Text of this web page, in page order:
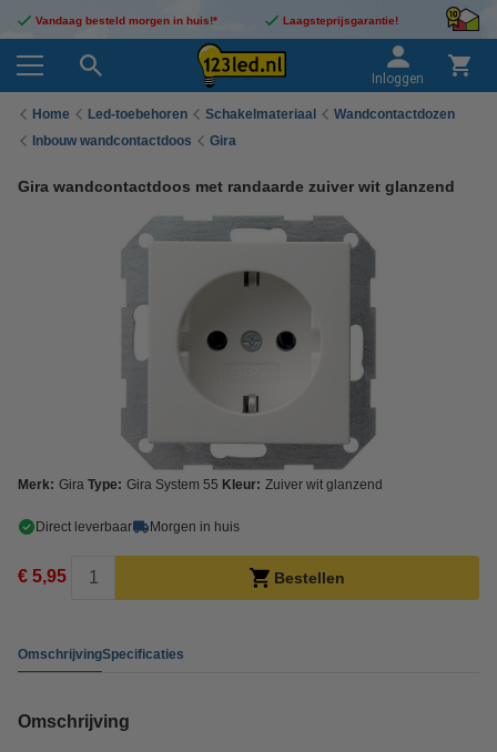
Vandaag besteld morgen in huis!* Laagsteprijsgarantie!
Inloggen
Home Led-toebehoren Schakelmateriaal
Wandcontactdozen
Inbouw wandcontactdoos
Gira
Gira wandcontactdoos met randaarde zuiver wit glanzend
Merk: Gira Type: Gira System 55 Kleur: Zuiver wit glanzend
Direct leverbaar Morgen in huis
€ 5,95 Bestellen
OmschrijvingSpecificaties
Omschrijving